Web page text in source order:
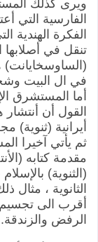
‏ويرى كذلك
الفارسية التي
الفكرة الهندية
تنقل في أصلابها
(الساوسخايانت)
في ال البيت
‏أما المستشرق
القول أن أنتشار
أيرانية (ثنوية)
‏ثم يأتي آخيرا
مقدمة كتابه
(الثنوية)
الثانوية ، مثال
أقرب الى تجسيم
الرفض والزندقة.